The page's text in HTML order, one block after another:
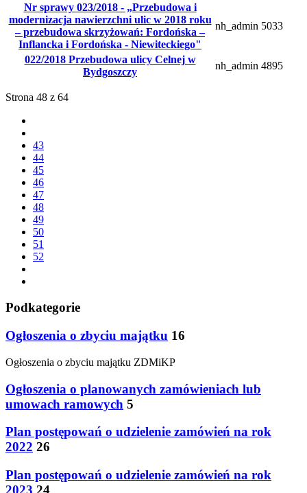
Nr sprawy 023/2018 - „Przebudowa i
modernizacja nawierzchni ulic w 2018 roku
– przebudowa skrzyżowań: Fordońska –
Inflancka i Fordońska - Niewiteckiego"
nh_admin 5033
022/2018 Przebudowa ulicy Celnej w
Bydgoszczy
nh_admin 4895
Strona 48 z 64
43
44
45
46
47
48
49
50
51
52
Podkategorie
Ogłoszenia o zbyciu majątku 16
Ogłoszenia o zbyciu majątku ZDMiKP
Ogłoszenia o planowanych zamówieniach lub
umowach ramowych 5
Plan postępowań o udzielenie zamówień na rok
2022 26
Plan postępowań o udzielenie zamówień na rok
2023 24